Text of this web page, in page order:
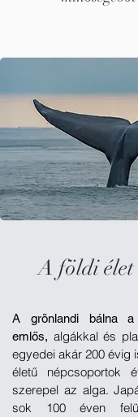
A földi
A grönlandi bálna a
emlős, algákkal és
egyedei akár 200 évig
életű népcsoportok
szerepel az alga.
sok 100 éven